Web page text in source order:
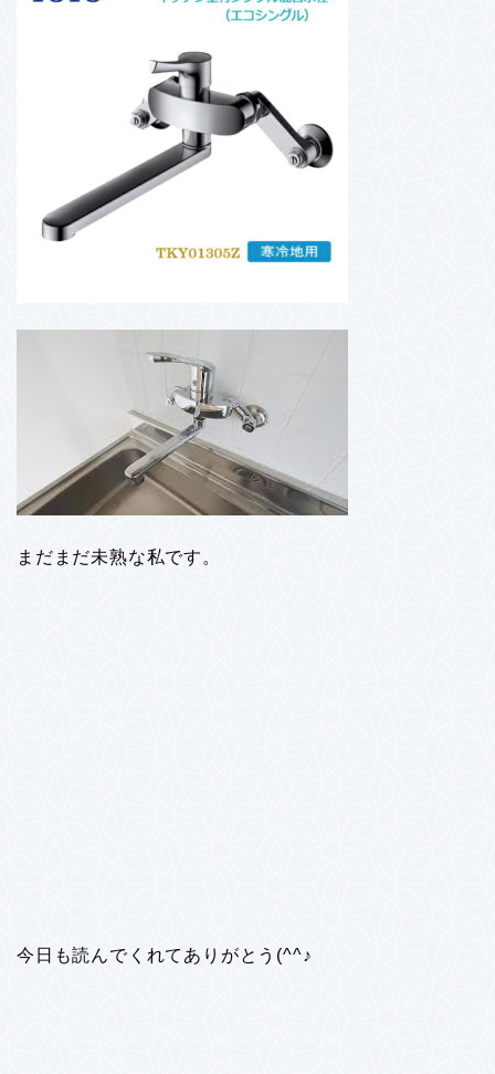
まだまだ未熟な私です。
今日も読んでくれてありがとう(^^♪